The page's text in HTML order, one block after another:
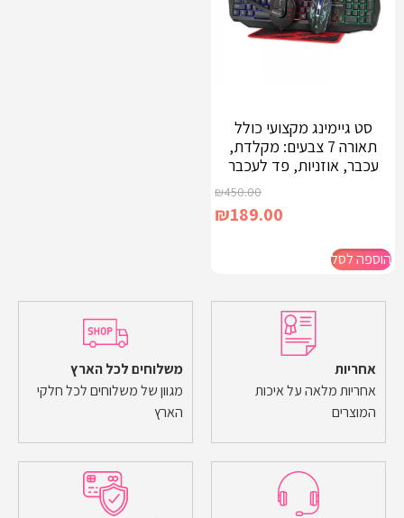
סט גיימינג מקצועי כולל
תאורה 7 צבעים: מקלדת,
עכבר, אוזניות, פד לעכבר
₪450.00
₪189.00
הוספה לסל
אחריות
אחריות מלאה על איכות
המוצרים
משלוחים לכל הארץ
מגוון של משלוחים לכל חלקי
הארץ